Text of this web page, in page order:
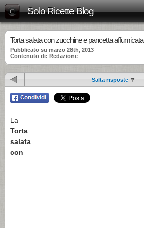
Solo Ricette Blog
Torta salata con zucchine e pancetta affumicata
Pubblicato su marzo 28th, 2013
Contenuto di: Redazione
Salta risposte
La
Torta
salata
con